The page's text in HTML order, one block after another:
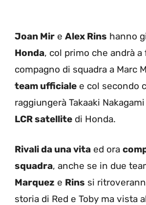
Joan Mir e Alex Rins hanno
Honda, col primo che andrà a
compagno di squadra a Marc
team ufficiale e col secondo
raggiungerà Takaaki
LCR satellite di Honda.
Rivali da una vita ed ora
squadra, anche se in due
Marquez e Rins si
storia di Red e Toby ma vista